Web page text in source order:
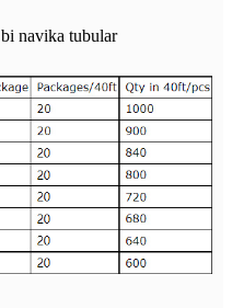
navika tubular